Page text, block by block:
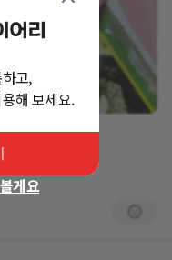
고,
해 보세요.
게요